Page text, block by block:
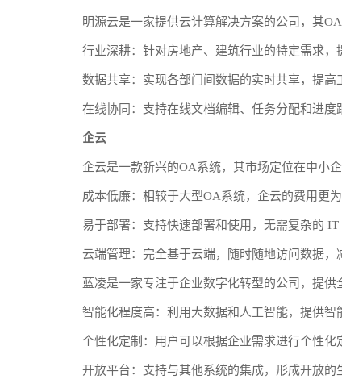
明源云是一家提供云计算解决方案的公司，其
行业深耕：针对房地产、建筑行业的特定需求，
数据共享：实现各部门间数据的实时共享，提高
在线协同：支持在线文档编辑、任务分配和进度
企云
企云是一款新兴的OA系统，其市场定位在中小
成本低廉：相较于大型OA系统，企云的费用更
易于部署：支持快速部署和使用，无需复杂的 IT
云端管理：完全基于云端，随时随地访问数据，
蓝凌是一家专注于企业数字化转型的公司，提
智能化程度高：利用大数据和人工智能，提供智
个性化定制：用户可以根据企业需求进行个性化
开放平台：支持与其他系统的集成，形成开放的